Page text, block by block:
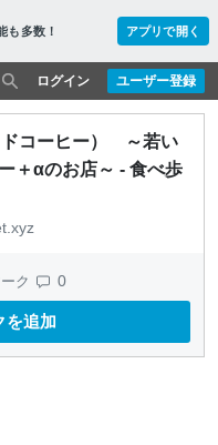
も多数！ アプリで開く
ユーザー登録
ログイン
ドコーヒー） ～若い
＋αのお店～ - 食べ歩
ク 0
を追加